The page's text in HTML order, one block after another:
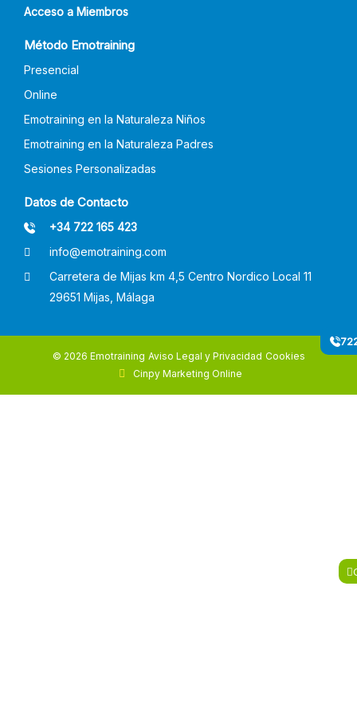
Acceso a Miembros
Método Emotraining
Presencial
Online
Emotraining en la Naturaleza Niños
Emotraining en la Naturaleza Padres
Sesiones Personalizadas
Datos de Contacto
+34 722 165 423
info@emotraining.com
Carretera de Mijas km 4,5 Centro Nordico Local 11
29651 Mijas, Málaga
© 2026 Emotraining Aviso Legal y Privacidad Cookies
Cinpy Marketing Online